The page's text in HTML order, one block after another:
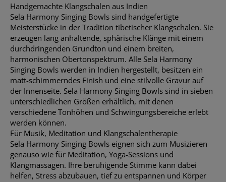
Menge
Handgemachte Klangschalen aus Indien
Sela Harmony Singing Bowls sind handgefertigte
Meisterstücke in der Tradition tibetischer Klangschalen. Sie
erzeugen lang anhaltende, sphärische Klänge mit einem
durchdringenden Grundton und einem breiten,
harmonischen Obertonspektrum. Alle Sela Harmony
Singing Bowls werden in Indien hergestellt, besitzen ein
matt-schimmerndes Finish und eine stilvolle Gravur auf
der Innenseite. Sela Harmony Singing Bowls sind in sieben
unterschiedlichen Größen erhältlich, mit denen
verschiedene Tonhöhen und Schwingungsbereiche erlebt
werden können.
Für Musik, Meditation und Klangschalentherapie
Sela Harmony Singing Bowls eignen sich zum Musizieren
genauso wie für Meditation, Yoga-Sessions und
Klangmassagen. Ihre beruhigende Stimme kann dabei
helfen, Stress abzubauen, tief zu entspannen und Körper